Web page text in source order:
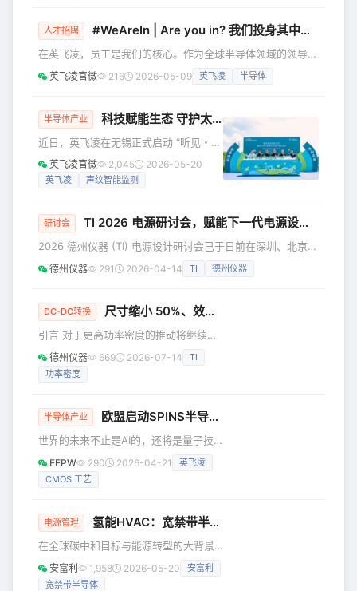
能化转型升级
币），其中： 台积电 2026 年资本支出
520-560 亿美元，增 27%-37%，主攻
5G、AI 与 HPC。 三星 2026 年半导体
投资约 40
人才招聘 #WeAreIn | Are you in? 我们投身其中，你愿意加入吗？
在英飞凌，员工是我们的核心。作为全球半导体领域的领导
者，我们汇聚来自世界各地的人才，推动创新、可持续发展与
帮助你扩展技能。 我们的故事 我们投身其中，推动低碳化与
数字化转型。携手同行，我们每天都在打造微小芯片，成就美
好生活，开发造福人们日常生活的技术。我们的半导体解决方
案在数百万的产品中，推
英飞凌官微 216 2026-05-09 英飞凌 半导体
半导体产业 科技赋能生态 守护太湖共生｜
近日，英飞凌在无锡正式启动 “听见・共
生”—— 大溪港湿地鸟类声纹监测与生态
科普项目，活动将生态公益与员工健康
为本地生物多样性保护与企业社会责任
公园是东亚 - 澳大利西亚候鸟迁飞路线
上的重要驿站，截止2025年已记录鸟类
家二级保护动物35种。然而，这些
英飞凌官微 2,045 2026-05-20
英飞凌 声纹智能监测
研讨会 TI 2026 电源研讨会，赋能下一代电源设计！
2026 德州仪器 (TI) 电源设计研讨会已于日前在深圳、北京、
西安、上海、杭州五城巡回举办，顺利落幕。 本次研讨会围
(GaN)、创新结构（平面变压器）、数字控制及精密检测等在
沿实战的全方位知识赋能。 硬核知识，技术干货大放送 从搞
定 PCB
德州仪器 291 2026-04-14 TI 德州仪器
DC-DC转换 尺寸缩小 50%、效率不打折：集成式 GaN 转换器的四大关键进展
引言 对于更高功率密度的推动将继续影
响大电流电源的每个主要设计决策。数
据中心和计算基础设施的发展速度正在
同样的根本性挑战：在不牺牲效率的情
况下，以更小的空间提供更大的功率。
多年来，硅基开关转换器和分立式功率
FET 设计拓展了中电压、高电流应用的
可能性。但是，随着开关频率的增加和
德州仪器 669 2026-07-14
TI
功率密度
半导体产业 欧盟启动SPINS半导体量子中试线 打造量子芯片产业化新标杆
世界的未来不止是AI的，还将是量子技
术的。随着中美在量子技术方面频繁取
得突破，欧洲除了在半导体方面推动芯
中寻求全新的探索，未来可能成为中美
量子竞争之外新的搅局者。 2026 年 4
月 18 日，比利时微电子研究中心
（Imec）正式宣布，欧洲SPINS 半导体
量子纳米系统产业级中试线全面启动。
EEPW 290 2026-04-21
英飞凌
CMOS 工艺
电源管理 氢能HVAC：宽禁带半导体赋能下的能源新范式
在全球碳中和目标与能源转型的大背景
下，建筑与工业领域的能源自主化已成
为重要发展趋势。其中，供暖、通风与
安富利 1,958 2026-05-20
安富利
宽禁带半导体